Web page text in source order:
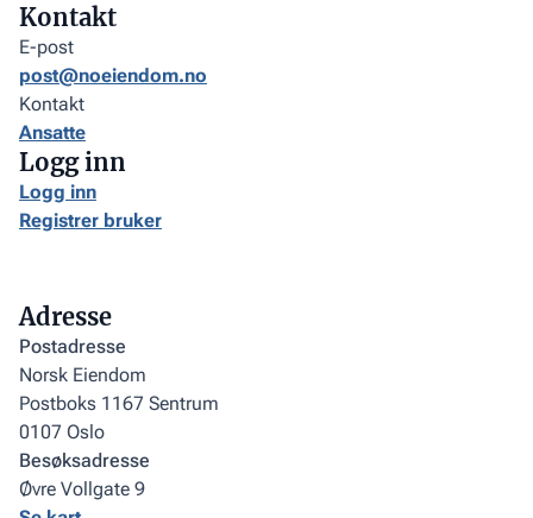
Kontakt
E-post
post@noeiendom.no
Kontakt
Ansatte
Logg inn
Logg inn
Registrer bruker
Adresse
Postadresse
Norsk Eiendom
Postboks 1167 Sentrum
0107 Oslo
Besøksadresse
Øvre Vollgate 9